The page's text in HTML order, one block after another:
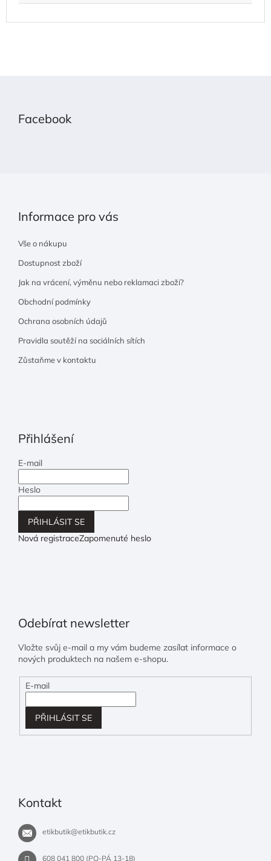
Facebook
Informace pro vás
Vše o nákupu
Dostupnost zboží
Jak na vrácení, výměnu nebo reklamaci zboží?
Obchodní podmínky
Ochrana osobních údajů
Pravidla soutěží na sociálních sítích
Zůstaňme v kontaktu
Přihlášení
E-mail
Heslo
PŘIHLÁSIT SE
Nová registraceZapomenuté heslo
Odebírat newsletter
Vložte svůj e-mail a my vám budeme zasílat informace o
nových produktech na našem e-shopu.
E-mail
PŘIHLÁSIT SE
Kontakt
etikbutik@etikbutik.cz
608 041 800 (PO-PÁ 13-18)